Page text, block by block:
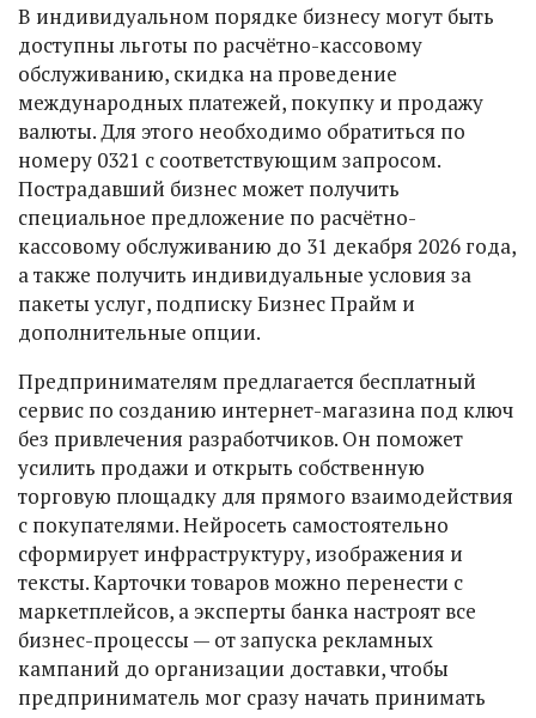
В индивидуальном порядке бизнесу могут быть
доступны льготы по расчётно-кассовому
обслуживанию, скидка на проведение
международных платежей, покупку и продажу
валюты. Для этого необходимо обратиться по
номеру 0321 с соответствующим запросом.
Пострадавший бизнес может получить
специальное предложение по расчётно-
кассовому обслуживанию до 31 декабря 2026 года,
а также получить индивидуальные условия за
пакеты услуг, подписку Бизнес Прайм и
дополнительные опции.
Предпринимателям предлагается бесплатный
сервис по созданию интернет-магазина под ключ
без привлечения разработчиков. Он поможет
усилить продажи и открыть собственную
торговую площадку для прямого взаимодействия
с покупателями. Нейросеть самостоятельно
сформирует инфраструктуру, изображения и
тексты. Карточки товаров можно перенести с
маркетплейсов, а эксперты банка настроят все
бизнес-процессы — от запуска рекламных
кампаний до организации доставки, чтобы
предприниматель мог сразу начать принимать